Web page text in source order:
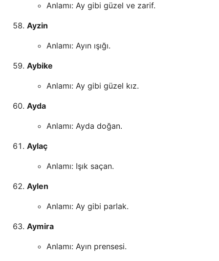
Anlamı: Ay gibi güzel ve zarif.
Ayzin
Anlamı: Ayın ışığı.
Aybike
Anlamı: Ay gibi güzel kız.
Ayda
Anlamı: Ayda doğan.
Aylaç
Anlamı: Işık saçan.
Aylen
Anlamı: Ay gibi parlak.
Aymira
Anlamı: Ayın prensesi.